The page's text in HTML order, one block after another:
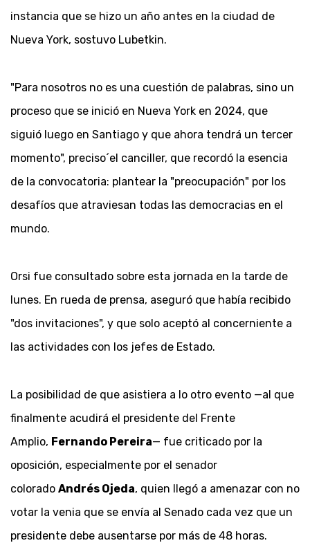
instancia que se hizo un año antes en la ciudad de
Nueva York, sostuvo Lubetkin.
"Para nosotros no es una cuestión de palabras, sino un
proceso que se inició en Nueva York en 2024, que
siguió luego en Santiago y que ahora tendrá un tercer
momento", preciso´el canciller, que recordó la esencia
de la convocatoria: plantear la "preocupación" por los
desafíos que atraviesan todas las democracias en el
mundo.
Orsi fue consultado sobre esta jornada en la tarde de
lunes. En rueda de prensa, aseguró que había recibido
"dos invitaciones", y que solo aceptó al concerniente a
las actividades con los jefes de Estado.
La posibilidad de que asistiera a lo otro evento —al que
finalmente acudirá el presidente del Frente
Amplio, Fernando Pereira— fue criticado por la
oposición, especialmente por el senador
colorado Andrés Ojeda, quien llegó a amenazar con no
votar la venia que se envía al Senado cada vez que un
presidente debe ausentarse por más de 48 horas.